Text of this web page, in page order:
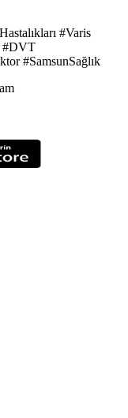
#Varis
#DVT
#SamsunSağlık